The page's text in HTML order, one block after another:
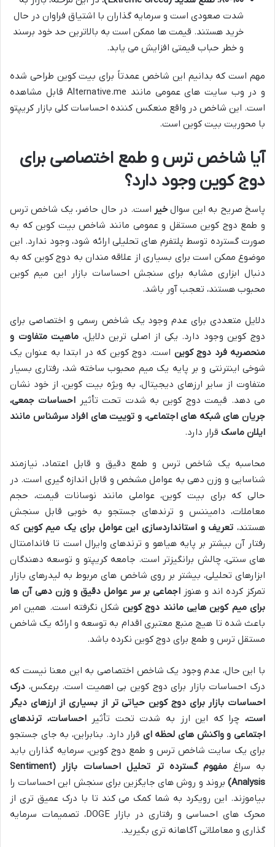
شدت صعودی است و سرمایه گذاران با اشتیاق فراوان در حال
خرید هستند. قیمت ها ممکن است به بالاترین حد خود برسند
و خطر حباب قیمتی افزایش می یابد.
مهم است که بدانیم این شاخص عمدتاً برای بیت کوین طراحی شده
و در وب سایت های عمومی مانند Alternative.me قابل مشاهده
است. این شاخص در واقع منعکس کننده احساسات کلی بازار کریپتو
با محوریت بیت کوین است.
آیا شاخص ترس و طمع اختصاصی برای
دوج کوین وجود دارد؟
پاسخ صریح به این سوالخیر است. در حال حاضر، یک شاخص ترس
و طمع دوج کوین مستقل و عمومی مانند شاخص بیت کوین که به
صورت گسترده توسط پلتفرم های تحلیلی ارائه شود، وجود ندارد. این
موضوع ممکن است برای بسیاری از علاقه مندان به دوج کوین که به
دنبال ابزاری مشابه برای سنجش احساسات بازار این میم کوین
محبوب هستند، تعجب آور باشد.
دلایل متعددی برای عدم وجود یک شاخص رسمی و اختصاصی برای
دوج کوین وجود دارد. یکی از اصلی ترین دلایل، ماهیت متفاوت و
منحصربه فرد دوج کوین است. دوج کوین که در ابتدا به عنوان یک
شوخی اینترنتی و بر پایه یک میم محبوب ساخته شد، رفتاری بسیار
متفاوت از سایر ارزهای دیجیتال، به ویژه بیت کوین، از خود نشان
می دهد. قیمت دوج کوین به شدت تحت تأثیر احساسات جمعی،
جریان های شبکه های اجتماعی، و توییت های افراد سرشناس مانند
ایلان ماسک قرار دارد.
محاسبه یک شاخص ترس و طمع دقیق و قابل اعتماد، نیازمند
شناسایی و وزن دهی به عوامل مشخص و قابل اندازه گیری است. در
حالی که برای بیت کوین، عواملی مانند نوسانات قیمت، حجم
معاملات، دامیننس و ترندهای جستجو به خوبی قابل سنجش
هستند، تعریف و استانداردسازی این عوامل برای یک میم کوین که
رفتار آن بیشتر بر پایه هیاهو و ترندهای وایرال است تا فاندامنتال
های سنتی، چالش برانگیزتر است. جامعه کریپتو و توسعه دهندگان
ابزارهای تحلیلی، بیشتر بر روی شاخص های مربوط به لیدرهای بازار
تمرکز کرده اند و هنوز اجماعی بر سر عوامل دقیق و وزن دهی آن ها
برای میم کوین هایی مانند دوج کوین شکل نگرفته است. همین امر
باعث شده تا هیچ منبع معتبری اقدام به توسعه و ارائه یک شاخص
مستقل ترس و طمع برای دوج کوین نکرده باشد.
با این حال، عدم وجود یک شاخص اختصاصی به این معنا نیست که
درک احساسات بازار برای دوج کوین بی اهمیت است. برعکس، درک
احساسات بازار برای دوج کوین حیاتی تر از بسیاری از ارزهای دیگر
است،چرا که این ارز به شدت تحت تأثیراحساسات، ترندهای
اجتماعی و واکنش های لحظه ای قرار دارد. بنابراین، به جای جستجو
برای یک سایت شاخص ترس و طمع دوج کوین، سرمایه گذاران باید
به سراغ
مفهوم گسترده تر تحلیل احساسات بازار (Sentiment
Analysis) بروند و روش های جایگزین برای سنجش این احساسات را
بیاموزند. این رویکرد به شما کمک می کند تا با درک عمیق تری از
محرک های احساسی و رفتاری در بازار DOGE، تصمیمات سرمایه
گذاری و معاملاتی آگاهانه تری بگیرید.